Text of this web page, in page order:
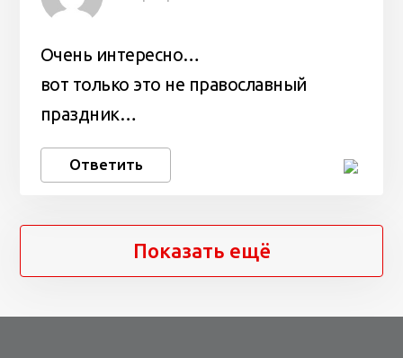
Очень интересно…
вот только это не православный
праздник…
Ответить
Показать ещё